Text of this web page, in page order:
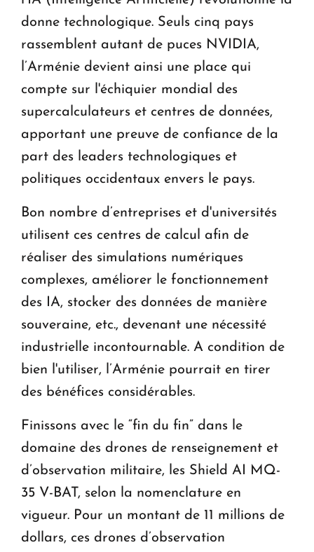
donne technologique. Seuls cinq pays
rassemblent autant de puces NVIDIA,
l’Arménie devient ainsi une place qui
compte sur l'échiquier mondial des
supercalculateurs et centres de données,
apportant une preuve de confiance de la
part des leaders technologiques et
politiques occidentaux envers le pays.
Bon nombre d’entreprises et d'universités
utilisent ces centres de calcul afin de
réaliser des simulations numériques
complexes, améliorer le fonctionnement
des IA, stocker des données de manière
souveraine, etc., devenant une nécessité
industrielle incontournable. A condition de
bien l'utiliser, l’Arménie pourrait en tirer
des bénéfices considérables.
Finissons avec le “fin du fin” dans le
domaine des drones de renseignement et
d’observation militaire, les Shield AI MQ-
35 V-BAT, selon la nomenclature en
vigueur. Pour un montant de 11 millions de
dollars, ces drones d’observation